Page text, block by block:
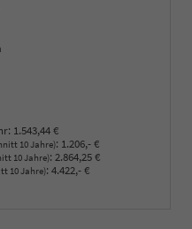
1.543,44 €
10 Jahre): 1.206,- €
10 Jahre): 2.864,25 €
10 Jahre): 4.422,- €